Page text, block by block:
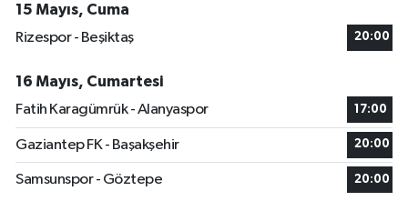
15 Mayıs, Cuma
Rizespor - Beşiktaş
20:00
16 Mayıs, Cumartesi
Fatih Karagümrük - Alanyaspor
17:00
Gaziantep FK - Başakşehir 20:00
Samsunspor - Göztepe 20:00